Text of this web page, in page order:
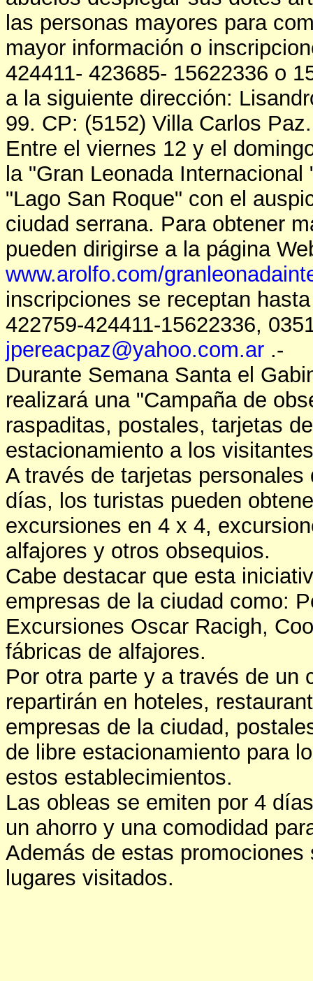
las personas mayores para
mayor información o
424411- 423685- 15622336 o
a la siguiente dirección:
99. CP: (5152) Villa Carlos Paz.
Entre el viernes 12 y el
la "Gran Leonada
"Lago San Roque" con el
ciudad serrana. Para obtener
pueden dirigirse a la página
www.arolfo.com/
inscripciones se receptan
422759-424411-15622336,
jpereacpaz@yahoo.com.ar .-
Durante Semana Santa el
realizará una "Campaña de
raspaditas, postales, tarjetas
estacionamiento a los
A través de tarjetas
días, los turistas pueden
excursiones en 4 x 4,
alfajores y otros obsequios.
Cabe destacar que esta
empresas de la ciudad como:
Excursiones Oscar Racigh,
fábricas de alfajores.
Por otra parte y a través de un
repartirán en hoteles,
empresas de la ciudad,
de libre estacionamiento para
estos establecimientos.
Las obleas se emiten por 4
un ahorro y una comodidad
Además de estas
lugares visitados.